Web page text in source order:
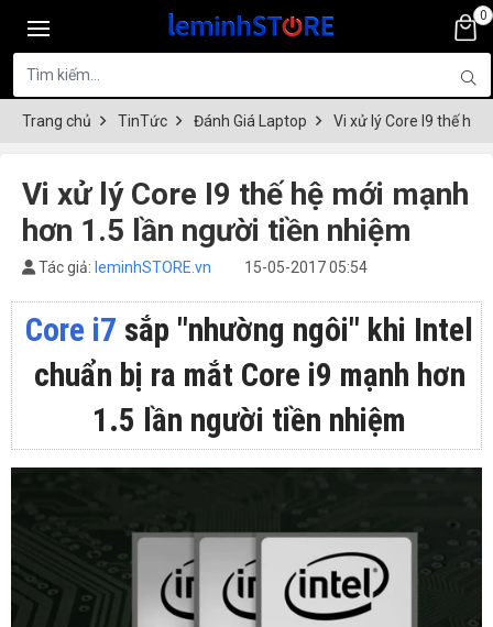
0
Trang chủ TinTức Đánh Giá Laptop Vi xử lý Core I9 thế hệ
Vi xử lý Core I9 thế hệ mới mạnh
hơn 1.5 lần người tiền nhiệm
Tác giả: leminhSTORE.vn 15-05-2017 05:54
Core i7 sắp "nhường ngôi" khi Intel
chuẩn bị ra mắt Core i9 mạnh hơn
1.5 lần người tiền nhiệm